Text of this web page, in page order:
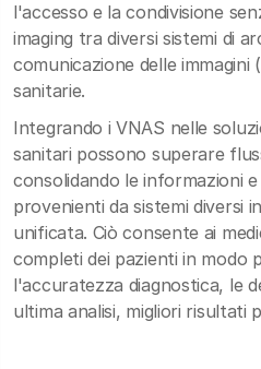
l'accesso e la condivisione
imaging tra diversi sistemi di
comunicazione delle
sanitarie.
Integrando i VNAS nelle
sanitari possono superare
consolidando le informazioni
provenienti da sistemi diversi
unificata. Ciò consente ai
completi dei pazienti in modo
l'accuratezza diagnostica, le
ultima analisi, migliori risultati